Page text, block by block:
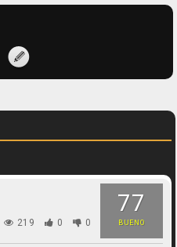
77
BUENO
219 0 0